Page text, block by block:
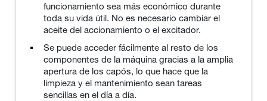
funcionamiento sea más económico durante
toda su vida útil. No es necesario cambiar el
aceite del accionamiento o el excitador.
Se puede acceder fácilmente al resto de los
componentes de la máquina gracias a la amplia
apertura de los capós, lo que hace que la
limpieza y el mantenimiento sean tareas
sencillas en el día a día.